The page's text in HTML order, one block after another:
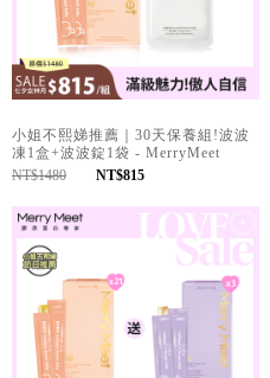
小姐不熙娣推薦｜30天保養組!波波
凍1盒+波波錠1袋 - MerryMeet
NT$1480
NT$815